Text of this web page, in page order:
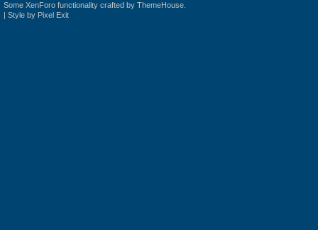
Some XenForo functionality crafted by ThemeHouse
| Style by Pixel Exit